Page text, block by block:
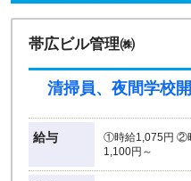
帯広ビル管理㈱
清掃員、夜間学校
給与
①時給1,075円 ②
1,100円～